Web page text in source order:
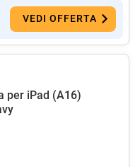
VEDI OFFERTA
per iPad (A16)